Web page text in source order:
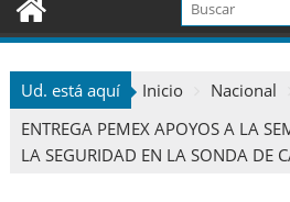
Ud. está aquí Inicio
Nacional
ENTREGA PEMEX APOYOS A LA
LA SEGURIDAD EN LA SONDA DE